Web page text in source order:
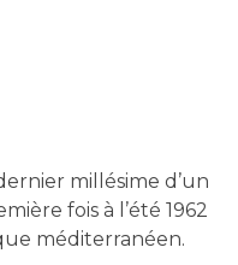
millésime d’un
fois à l’été 1962
méditerranéen.